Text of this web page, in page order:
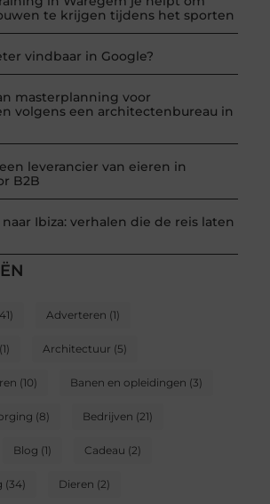
te krijgen tijdens het sporten
vindbaar in Google?
masterplanning voor
volgens een architectenbureau in
leverancier van eieren in
B2B
Ibiza: verhalen die de reis laten
Adverteren (1)
(1) Architectuur (5)
(10) Banen en opleidingen (3)
(8) Bedrijven (21)
Blog (1) Cadeau (2)
(34) Dieren (2)